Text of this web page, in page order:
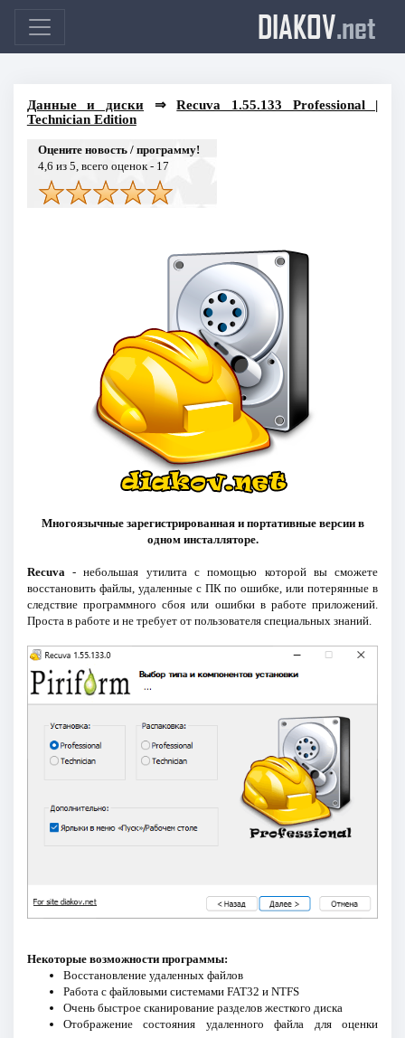
DIAKOV.net
Данные и диски ⇒Recuva 1.55.133 Professional |
Technician Edition
Оцените новость / программу!
4,6 из 5, всего оценок - 17
Многоязычные зарегистрированная и портативные версии в
одном инсталляторе.
Recuva - небольшая утилита с помощью которой вы сможете
восстановить файлы, удаленные с ПК по ошибке, или потерянные в
следствие программного сбоя или ошибки в работе приложений.
Проста в работе и не требует от пользователя специальных знаний.
Некоторые возможности программы:
Восстановление удаленных файлов
Работа с файловыми системами FAT32 и NTFS
Очень быстрое сканирование разделов жесткого диска
Отображение состояния удаленного файла для оценки